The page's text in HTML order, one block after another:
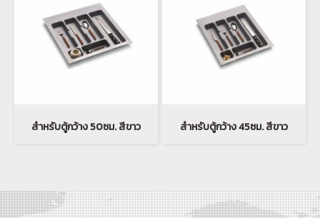
สำหรับตู้กว้าง 50ซม. สีขาว สำหรับตู้กว้าง 45ซม. สีขาว